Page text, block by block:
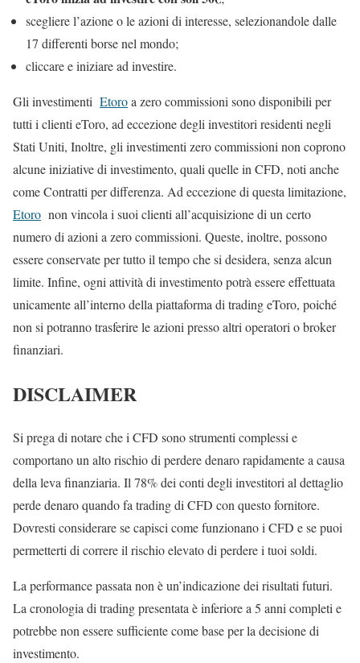
scegliere l’azione o le azioni di interesse, selezionandole dalle
17 differenti borse nel mondo;
cliccare e iniziare ad investire.
Gli investimenti Etoroa zero commissioni sono disponibili per
tutti i clienti eToro, ad eccezione degli investitori residenti negli
Stati Uniti, Inoltre, gli investimenti zero commissioni non coprono
alcune iniziative di investimento, quali quelle in CFD, noti anche
come Contratti per differenza. Ad eccezione di questa limitazione,
Etoro non vincola i suoi clienti all’acquisizione di un certo
numero di azioni a zero commissioni. Queste, inoltre, possono
essere conservate per tutto il tempo che si desidera, senza alcun
limite. Infine, ogni attività di investimento potrà essere effettuata
unicamente all’interno della piattaforma di trading eToro, poiché
non si potranno trasferire le azioni presso altri operatori o broker
finanziari.
DISCLAIMER
Si prega di notare che i CFD sono strumenti complessi e
comportano un alto rischio di perdere denaro rapidamente a causa
della leva finanziaria. Il 78% dei conti degli investitori al dettaglio
perde denaro quando fa trading di CFD con questo fornitore.
Dovresti considerare se capisci come funzionano i CFD e se puoi
permetterti di correre il rischio elevato di perdere i tuoi soldi.
La performance passata non è un’indicazione dei risultati futuri.
La cronologia di trading presentata è inferiore a 5 anni completi e
potrebbe non essere sufficiente come base per la decisione di
investimento.